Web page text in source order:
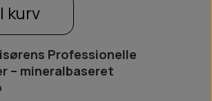
kurv
Professionelle
– mineralbaseret